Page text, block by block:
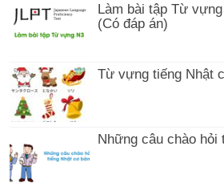
Làm bài tập Từ
(Có đáp án)
Từ vựng tiếng Nhật
Những câu chào hỏi